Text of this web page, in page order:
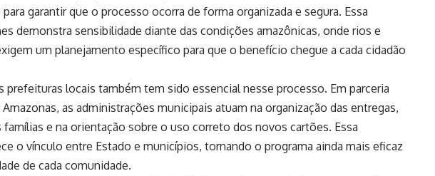
garantir que o processo ocorra de forma organizada e segura. Essa
demonstra sensibilidade diante das condições amazônicas, onde rios e
um planejamento específico para que o benefício chegue a cada cidadão
prefeituras locais também tem sido essencial nesse processo. Em parceria
as administrações municipais atuam na organização das entregas,
famílias e na orientação sobre o uso correto dos novos cartões. Essa
o vínculo entre Estado e municípios, tornando o programa ainda mais eficaz
de cada comunidade.